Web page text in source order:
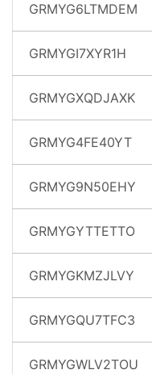
GRMYG6LTMDEM
GRMYGI7XYR1H
GRMYGXQDJAXK
GRMYG4FE40YT
GRMYG9N50EHY
GRMYGYTTETTO
GRMYGKMZJLVY
GRMYGQU7TFC3
GRMYGWLV2TOU